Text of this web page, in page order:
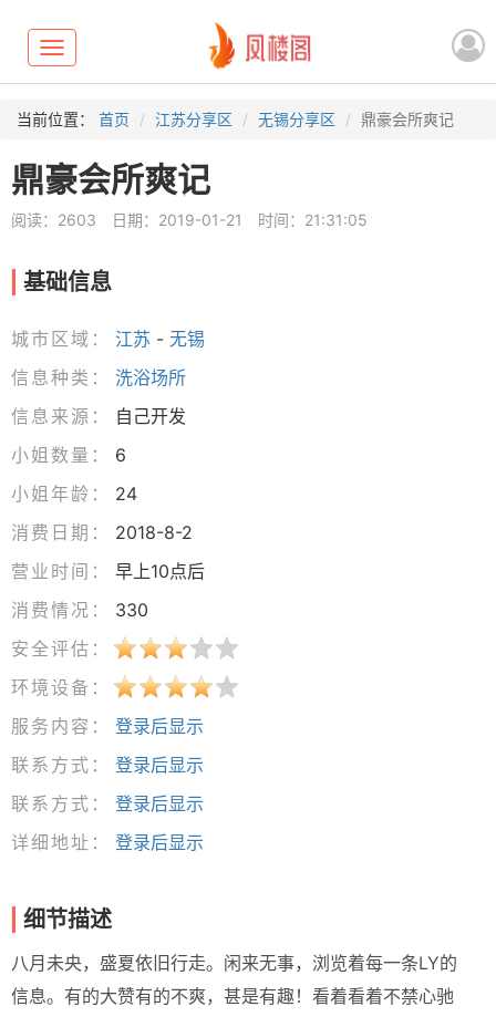
Toggle
navigation
当前位置： 首页 江苏分享区 无锡分享区 鼎豪会所爽记
鼎豪会所爽记
阅读：2603 日期：2019-01-21 时间：21:31:05
基础信息
城市区域： 江苏 - 无锡
信息种类：
洗浴场所
信息来源：
自己开发
小姐数量：
6
小姐年龄：
24
消费日期：
2018-8-2
营业时间：
早上10点后
消费情况：
330
安全评估：
环境设备：
服务内容：
登录后显示
联系方式：
登录后显示
联系方式：
登录后显示
详细地址：
登录后显示
细节描述
八月未央，盛夏依旧行走。闲来无事，浏览着每一条LY的
信息。有的大赞有的不爽，甚是有趣！看着看着不禁心驰